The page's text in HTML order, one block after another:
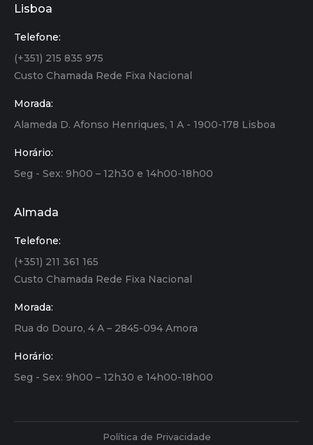
Lisboa
Telefone:
(+351) 215 835 975
Custo Chamada Rede Fixa Nacional
Morada:
Alameda D. Afonso Henriques, 1 A - 1900-178 Lisboa
Horário:
Seg - Sex: 9h00 – 12h30 e 14h00-18h00
Almada
Telefone:
(+351) 211 361 165
Custo Chamada Rede Fixa Nacional
Morada:
Rua do Douro, 4 A – 2845-094 Amora
Horário:
Seg - Sex: 9h00 – 12h30 e 14h00-18h00
Política de Privacidade